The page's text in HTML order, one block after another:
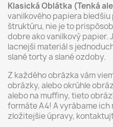
Klasická Oblátka (Tenká
vanilkového papiera bledšiu
štruktúru, nie je to
dobre ako vanilkový papier.
lacnejši materiál s
slané torty a slané ozdoby.
Z každého obrázka vám
obrázky, alebo okrúhle
alebo na muffiny, tieto
formáte A4! A vyrábame ich
zložitejšie úpravy,